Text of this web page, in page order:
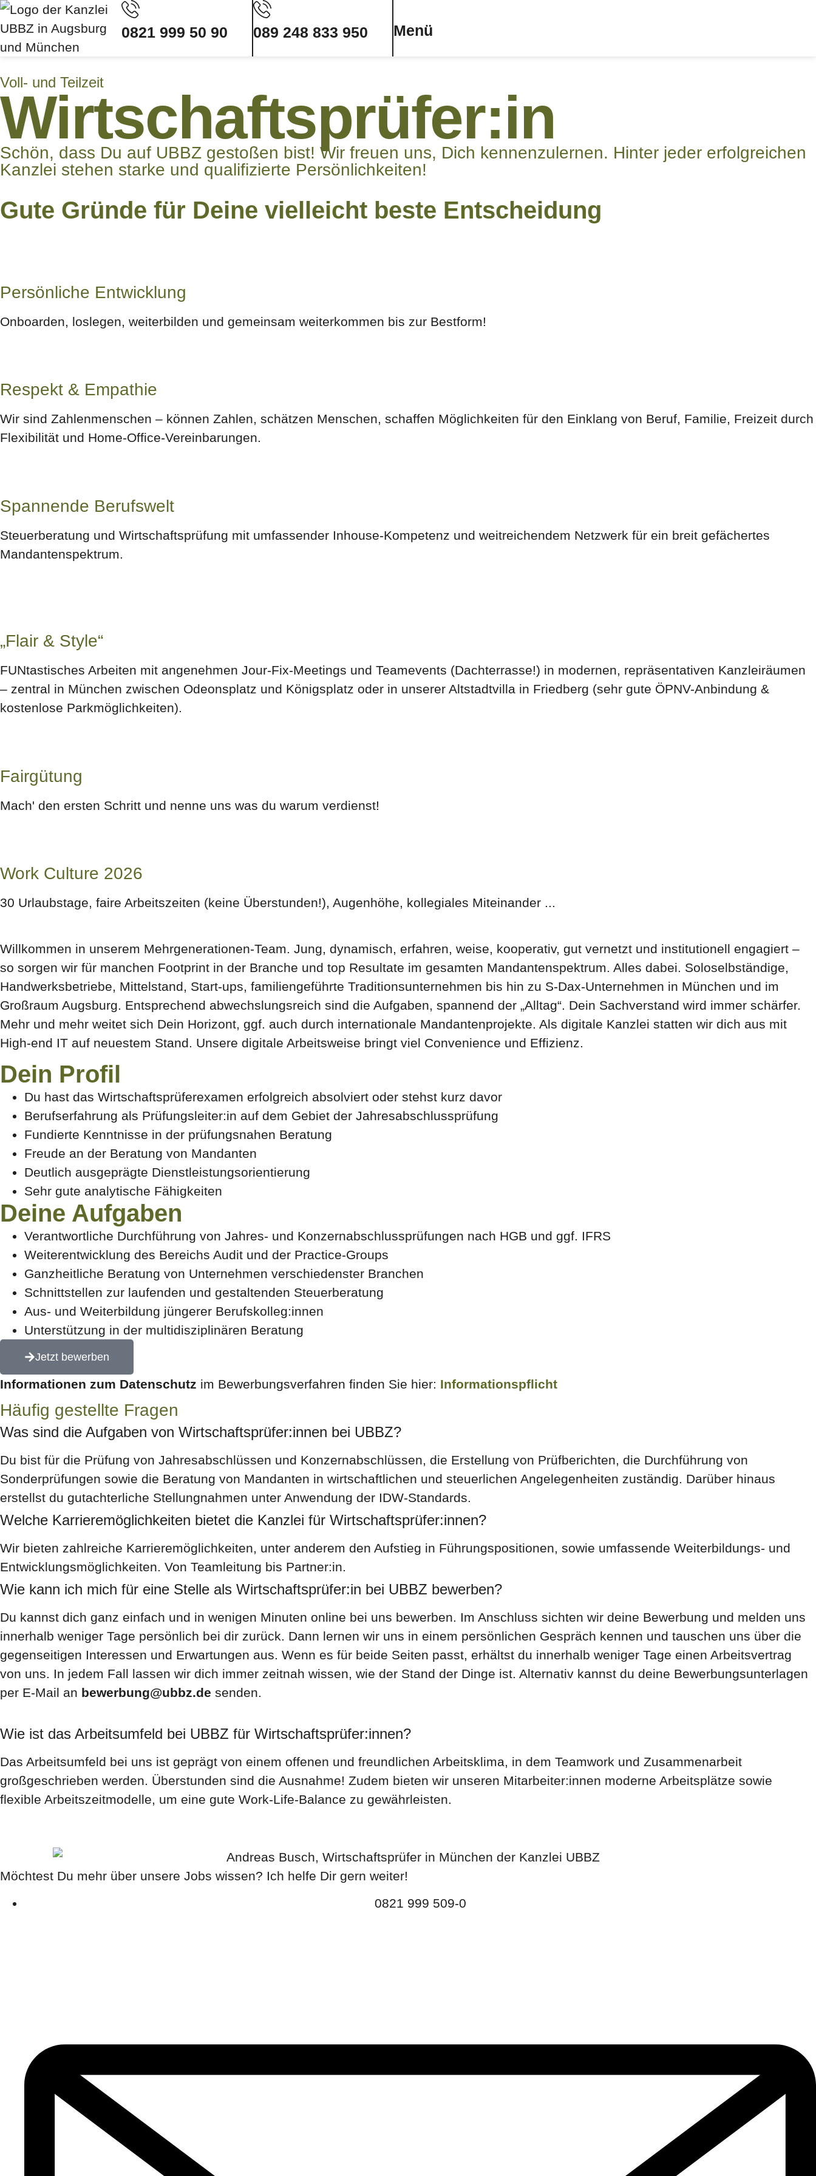
0821 999 50 90 089 248 833 950 Menü
Voll- und Teilzeit
Wirtschafts­prüfer:in
Schön, dass Du auf UBBZ gestoßen bist! Wir freuen uns, Dich kennenzulernen. Hinter jeder erfolgreichen
Kanzlei stehen starke und qualifizierte Persönlichkeiten!
Gute Gründe für Deine vielleicht beste Entscheidung
Persönliche Entwicklung
Onboarden, loslegen, weiterbilden und gemeinsam weiterkommen bis zur Bestform!
Respekt & Empathie
Wir sind Zahlenmenschen – können Zahlen, schätzen Menschen, schaffen Möglichkeiten für den Einklang von Beruf, Familie, Freizeit durch
Flexibilität und Home-Office-Vereinbarungen.
Spannende Berufswelt
Steuerberatung und Wirtschaftsprüfung mit umfassender Inhouse-Kompetenz und weitreichendem Netzwerk für ein breit gefächertes
Mandantenspektrum.
„Flair & Style“
FUNtastisches Arbeiten mit angenehmen Jour-Fix-Meetings und Teamevents (Dachterrasse!) in modernen, repräsentativen Kanzleiräumen
– zentral in München zwischen Odeonsplatz und Königsplatz oder in unserer Altstadtvilla in Friedberg (sehr gute ÖPNV-Anbindung &
kostenlose Parkmöglichkeiten).
Fairgütung
Mach' den ersten Schritt und nenne uns was du warum verdienst!
Work Culture 2026
30 Urlaubstage, faire Arbeitszeiten (keine Überstunden!), Augenhöhe, kollegiales Miteinander ...
Willkommen in unserem Mehrgenerationen-Team. Jung, dynamisch, erfahren, weise, kooperativ, gut vernetzt und institutionell engagiert –
so sorgen wir für manchen Footprint in der Branche und top Resultate im gesamten Mandantenspektrum. Alles dabei. Soloselbständige,
Handwerksbetriebe, Mittelstand, Start-ups, familiengeführte Traditionsunternehmen bis hin zu S-Dax-Unternehmen in München und im
Großraum Augsburg. Entsprechend abwechslungsreich sind die Aufgaben, spannend der „Alltag“. Dein Sachverstand wird immer schärfer.
Mehr und mehr weitet sich Dein Horizont, ggf. auch durch internationale Mandantenprojekte. Als digitale Kanzlei statten wir dich aus mit
High-end IT auf neuestem Stand. Unsere digitale Arbeitsweise bringt viel Convenience und Effizienz.
Dein Profil
Du hast das Wirtschaftsprüferexamen erfolgreich absolviert oder stehst kurz davor
Berufserfahrung als Prüfungsleiter:in auf dem Gebiet der Jahresabschlussprüfung
Fundierte Kenntnisse in der prüfungsnahen Beratung
Freude an der Beratung von Mandanten
Deutlich ausgeprägte Dienstleistungsorientierung
Sehr gute analytische Fähigkeiten
Deine Aufgaben
Verantwortliche Durchführung von Jahres- und Konzernabschlussprüfungen nach HGB und ggf. IFRS
Weiterentwicklung des Bereichs Audit und der Practice-Groups
Ganzheitliche Beratung von Unternehmen verschiedenster Branchen
Schnittstellen zur laufenden und gestaltenden Steuerberatung
Aus- und Weiterbildung jüngerer Berufskolleg:innen
Unterstützung in der multidisziplinären Beratung
Jetzt bewerben
Informationen zum Datenschutz im Bewerbungsverfahren finden Sie hier: Informationspflicht
Häufig gestellte Fragen
Was sind die Aufgaben von Wirtschaftsprüfer:innen bei UBBZ?
Du bist für die Prüfung von Jahresabschlüssen und Konzernabschlüssen, die Erstellung von Prüfberichten, die Durchführung von
Sonderprüfungen sowie die Beratung von Mandanten in wirtschaftlichen und steuerlichen Angelegenheiten zuständig. Darüber hinaus
erstellst du gutachterliche Stellungnahmen unter Anwendung der IDW-Standards.
Welche Karrieremöglichkeiten bietet die Kanzlei für Wirtschaftsprüfer:innen?
Wir bieten zahlreiche Karrieremöglichkeiten, unter anderem den Aufstieg in Führungspositionen, sowie umfassende Weiterbildungs- und
Entwicklungsmöglichkeiten. Von Teamleitung bis Partner:in.
Wie kann ich mich für eine Stelle als Wirtschaftsprüfer:in bei UBBZ bewerben?
Du kannst dich ganz einfach und in wenigen Minuten online bei uns bewerben. Im Anschluss sichten wir deine Bewerbung und melden uns
innerhalb weniger Tage persönlich bei dir zurück. Dann lernen wir uns in einem persönlichen Gespräch kennen und tauschen uns über die
gegenseitigen Interessen und Erwartungen aus. Wenn es für beide Seiten passt, erhältst du innerhalb weniger Tage einen Arbeitsvertrag
von uns. In jedem Fall lassen wir dich immer zeitnah wissen, wie der Stand der Dinge ist. Alternativ kannst du deine Bewerbungsunterlagen
per E-Mail an bewerbung@ubbz.de senden.
Wie ist das Arbeitsumfeld bei UBBZ für Wirtschaftsprüfer:innen?
Das Arbeitsumfeld bei uns ist geprägt von einem offenen und freundlichen Arbeitsklima, in dem Teamwork und Zusammenarbeit
großgeschrieben werden. Überstunden sind die Ausnahme! Zudem bieten wir unseren Mitarbeiter:innen moderne Arbeitsplätze sowie
flexible Arbeitszeitmodelle, um eine gute Work-Life-Balance zu gewährleisten.
Möchtest Du mehr über unsere Jobs wissen? Ich helfe Dir gern weiter!
0821 999 509-0